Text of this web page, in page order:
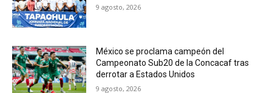
9 agosto, 2026
México se proclama campeón del
Campeonato Sub20 de la Concacaf tras
derrotar a Estados Unidos
9 agosto, 2026